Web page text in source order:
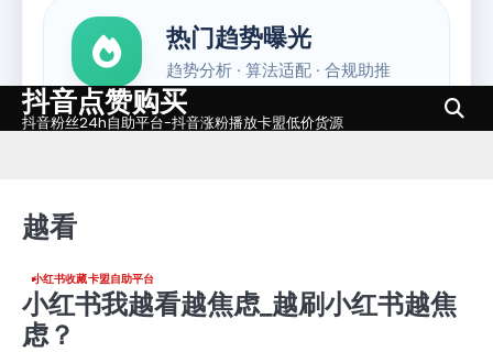
Skip抖音点赞购买
抖音粉丝24h自助平台-抖音涨粉播放卡盟低价货源
越看
小红书收藏卡盟自助平台
小红书我越看越焦虑_越刷小红书越焦
虑？